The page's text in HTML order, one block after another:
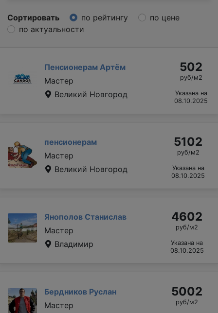
Сортировать по рейтингу
по цене
по актуальности
Пенсионерам Артём
Мастер
Великий Новгород
502
руб/м2
Указана на
08.10.2025
пенсионерам
Мастер
Великий Новгород
5102
руб/м2
Указана на
08.10.2025
Янополов Станислав
Мастер
Владимир
4602
руб/м2
Указана на
08.10.2025
Бердников Руслан
Мастер
5002
руб/м2